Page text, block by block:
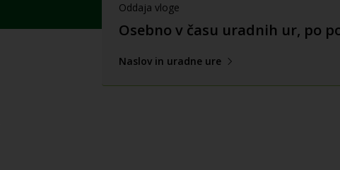
Oddaja vloge
Osebno v času uradnih ur, po
Naslov in uradne ure